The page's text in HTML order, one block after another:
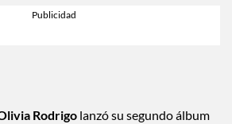
Rodrigo lanzó su segundo álbum